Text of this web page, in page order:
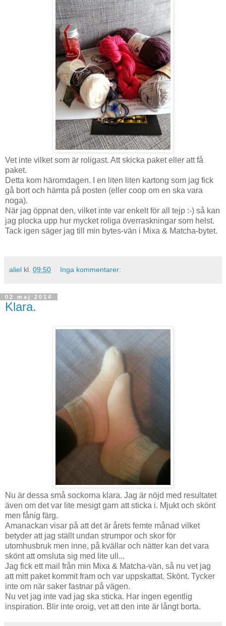
Vet inte vilket som är roligast. Att skicka paket eller att få
paket.
Detta kom häromdagen. I en liten liten kartong som jag fick
gå bort och hämta på posten (eller coop om en ska vara
noga).
När jag öppnat den, vilket inte var enkelt för all tejp :-) så kan
jag plocka upp hur mycket roliga överraskningar som helst.
Tack igen säger jag till min bytes-vän i Mixa & Matcha-bytet.
aliel kl. 09:50 Inga kommentarer:
02 maj 2014
Klara.
Nu är dessa små sockorna klara. Jag är nöjd med resultatet
även om det var lite mesigt garn att sticka i. Mjukt och skönt
men fånig färg.
Amanackan visar på att det är årets femte månad vilket
betyder att jag ställt undan strumpor och skor för
utomhusbruk men inne, på kvällar och nätter kan det vara
skönt att omsluta sig med lite ull...
Jag fick ett mail från min Mixa & Matcha-vän, så nu vet jag
att mitt paket kommit fram och var uppskattat. Skönt. Tycker
inte om när saker fastnar på vägen.
Nu vet jag inte vad jag ska sticka. Har ingen egentlig
inspiration. Blir inte oroig, vet att den inte är långt borta.